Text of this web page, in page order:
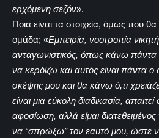
ερχόμενη σεζόν».
Ποια είναι τα στοιχεία, όμως που
ομάδα; «Εμπειρία, νοοτροπία
ανταγωνιστικός, όπως κάνω
να κερδίζω και αυτός είναι πάντα ο
σκέψης μου και θα κάνω ό,τι
είναι μια εύκολη διαδικασία,
αφοσίωση, αλλά είμαι
να “σπρώξω” τον εαυτό μου, ώστε